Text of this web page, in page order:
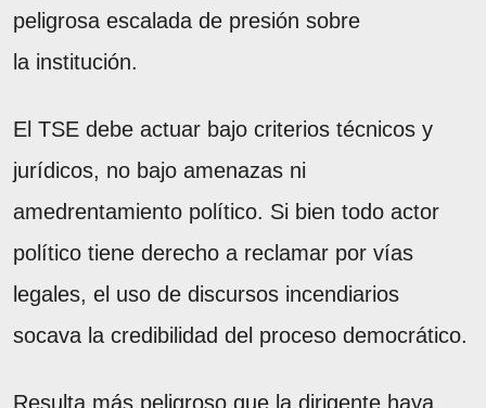
peligrosa escalada de presión sobre
la institución.
El TSE debe actuar bajo criterios técnicos y
jurídicos, no bajo amenazas ni
amedrentamiento político. Si bien todo actor
político tiene derecho a reclamar por vías
legales, el uso de discursos incendiarios
socava la credibilidad del proceso democrático.
Resulta más peligroso que la dirigente haya